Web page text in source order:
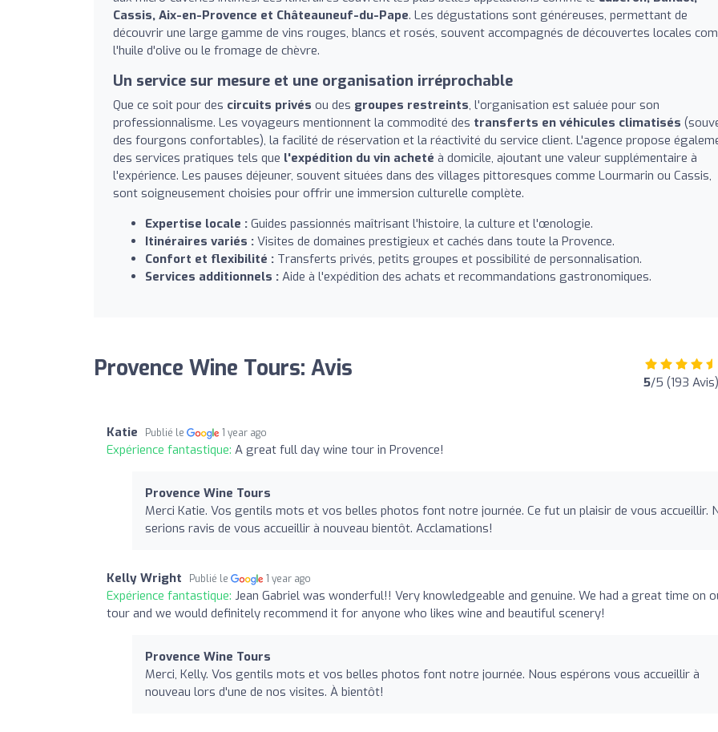
Cassis, Aix-en-Provence et Châteauneuf-du-Pape. Les dégustations sont généreuses, permettant de
découvrir une large gamme de vins rouges, blancs et rosés, souvent accompagnés de découvertes locales
l'huile d'olive ou le fromage de chèvre.
Un service sur mesure et une organisation irréprochable
Que ce soit pour des circuits privés ou des groupes restreints, l'organisation est saluée pour son
professionnalisme. Les voyageurs mentionnent la commodité des transferts en véhicules climatisés
des fourgons confortables), la facilité de réservation et la réactivité du service client. L'agence propose
des services pratiques tels que l'expédition du vin acheté à domicile, ajoutant une valeur supplémentaire à
l'expérience. Les pauses déjeuner, souvent situées dans des villages pittoresques comme Lourmarin ou Cassis,
sont soigneusement choisies pour offrir une immersion culturelle complète.
Expertise locale : Guides passionnés maîtrisant l'histoire, la culture et l'œnologie.
Itinéraires variés : Visites de domaines prestigieux et cachés dans toute la Provence.
Confort et flexibilité : Transferts privés, petits groupes et possibilité de personnalisation.
Services additionnels : Aide à l'expédition des achats et recommandations gastronomiques.
Provence Wine Tours: Avis 5/5 (193 Avis)
Katie Publié le 1 year ago
Expérience fantastique: A great full day wine tour in Provence!
Provence Wine Tours
Merci Katie. Vos gentils mots et vos belles photos font notre journée. Ce fut un plaisir de vous accueillir.
serions ravis de vous accueillir à nouveau bientôt. Acclamations!
Kelly Wright Publié le 1 year ago
Expérience fantastique: Jean Gabriel was wonderful!! Very knowledgeable and genuine. We had a great time on
tour and we would definitely recommend it for anyone who likes wine and beautiful scenery!
Provence Wine Tours
Merci, Kelly. Vos gentils mots et vos belles photos font notre journée. Nous espérons vous accueillir à
nouveau lors d'une de nos visites. À bientôt!